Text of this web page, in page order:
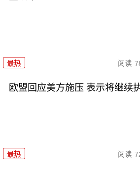
最热 阅读
欧盟回应美方施压 表示将继续
最热 阅读